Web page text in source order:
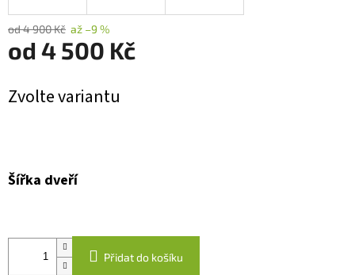
od 4 900 Kč až –9 %
od 4 500 Kč
cena:
Zvolte variantu
Šířka dveří
Přidat do košíku